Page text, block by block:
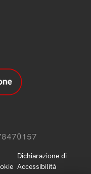
Dichiarazione di
Accessibilità